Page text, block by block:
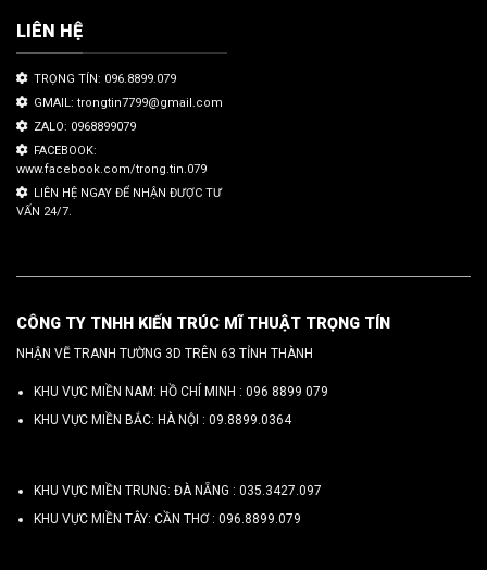
LIÊN HỆ
TRỌNG TÍN: 096.8899.079
GMAIL: trongtin7799@gmail.com
ZALO: 0968899079
FACEBOOK:
www.facebook.com/trong.tin.079
LIÊN HỆ NGAY ĐỂ NHẬN ĐƯỢC TƯ
VẤN 24/7.
CÔNG TY TNHH KIẾN TRÚC MĨ THUẬT TRỌNG TÍN
NHẬN VẼ TRANH TƯỜNG 3D TRÊN 63 TỈNH THÀNH
KHU VỰC MIỀN NAM: HỒ CHÍ MINH : 096 8899 079
KHU VỰC MIỀN BẮC: HÀ NỘI : 09.8899.0364
KHU VỰC MIỀN TRUNG: ĐÀ NẴNG : 035.3427.097
KHU VỰC MIỀN TÂY: CẦN THƠ : 096.8899.079